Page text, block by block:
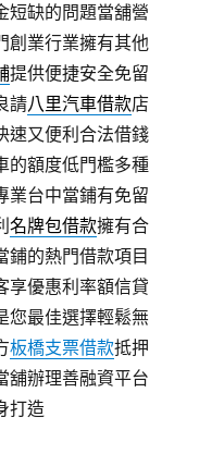
短缺的問題當舖營
創業行業擁有其他
提供便捷安全免留
請八里汽車借款店
速又便利合法借錢
的額度低門檻多種
業台中當鋪有免留
名牌包借款擁有合
鋪的熱門借款項目
享優惠利率額信貸
您最佳選擇輕鬆無
板橋支票借款抵押
舖辦理善融資平台
打造